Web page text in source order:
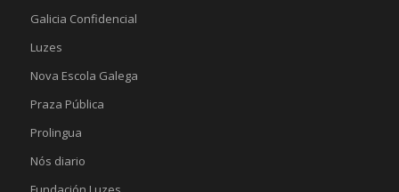
Galicia Confidencial
Luzes
Nova Escola Galega
Praza Pública
Prolingua
Nós diario